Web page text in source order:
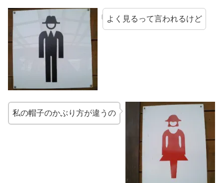
よく見るって言われるけど
私の帽子のかぶり方が違うの